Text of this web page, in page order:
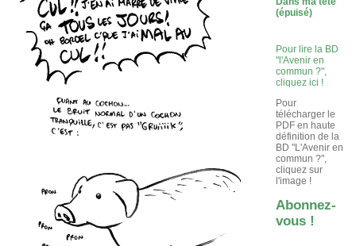
(épuisé)
Pour lire la BD
"l'Avenir en
commun ?",
cliquez ici !
Pour
télécharger le
PDF en haute
définition de la
BD "L'Avenir en
commun ?",
cliquez sur
l'image !
Abonnez-
vous !